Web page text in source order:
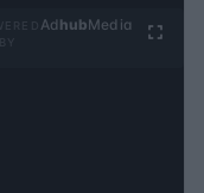
Ad hubMedia